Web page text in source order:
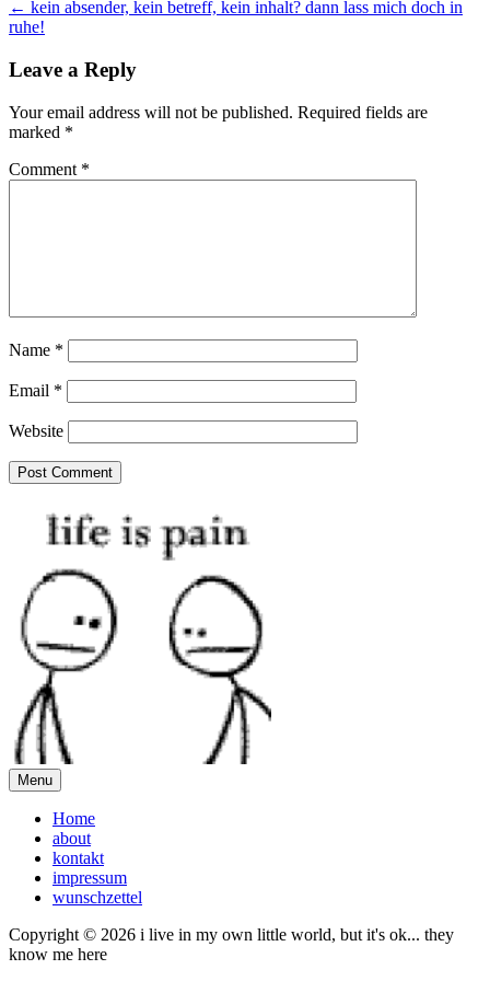
navigation
← kein absender, kein betreff, kein inhalt? dann lass mich doch in
ruhe!
Leave a Reply
Your email address will not be published. Required fields are
marked *
Comment *
Name *
Email *
Website
Menu
Home
about
kontakt
impressum
wunschzettel
Copyright © 2026 i live in my own little world, but it's ok... they
know me here